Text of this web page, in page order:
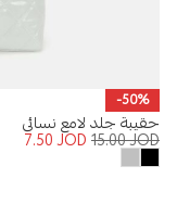
-50%
حقيبة جلد لامع نسائي
15.00JOD
7.50JOD